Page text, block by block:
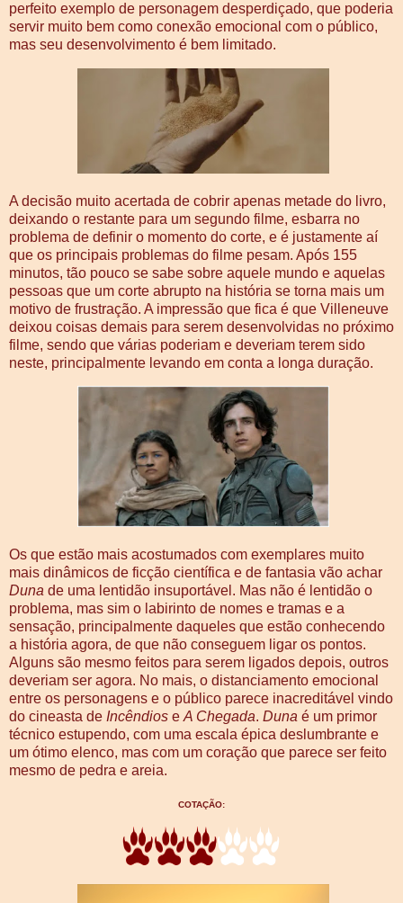
perfeito exemplo de personagem desperdiçado, que poderia
servir muito bem como conexão emocional com o público,
mas seu desenvolvimento é bem limitado.
A decisão muito acertada de cobrir apenas metade do livro,
deixando o restante para um segundo filme, esbarra no
problema de definir o momento do corte, e é justamente aí
que os principais problemas do filme pesam. Após 155
minutos, tão pouco se sabe sobre aquele mundo e aquelas
pessoas que um corte abrupto na história se torna mais um
motivo de frustração. A impressão que fica é que Villeneuve
deixou coisas demais para serem desenvolvidas no próximo
filme, sendo que várias poderiam e deveriam terem sido
neste, principalmente levando em conta a longa duração.
Os que estão mais acostumados com exemplares muito
mais dinâmicos de ficção científica e de fantasia vão achar
Duna de uma lentidão insuportável. Mas não é lentidão o
problema, mas sim o labirinto de nomes e tramas e a
sensação, principalmente daqueles que estão conhecendo
a história agora, de que não conseguem ligar os pontos.
Alguns são mesmo feitos para serem ligados depois, outros
deveriam ser agora. No mais, o distanciamento emocional
entre os personagens e o público parece inacreditável vindo
do cineasta de Incêndios e A Chegada. Duna é um primor
técnico estupendo, com uma escala épica deslumbrante e
um ótimo elenco, mas com um coração que parece ser feito
mesmo de pedra e areia.
COTAÇÃO: